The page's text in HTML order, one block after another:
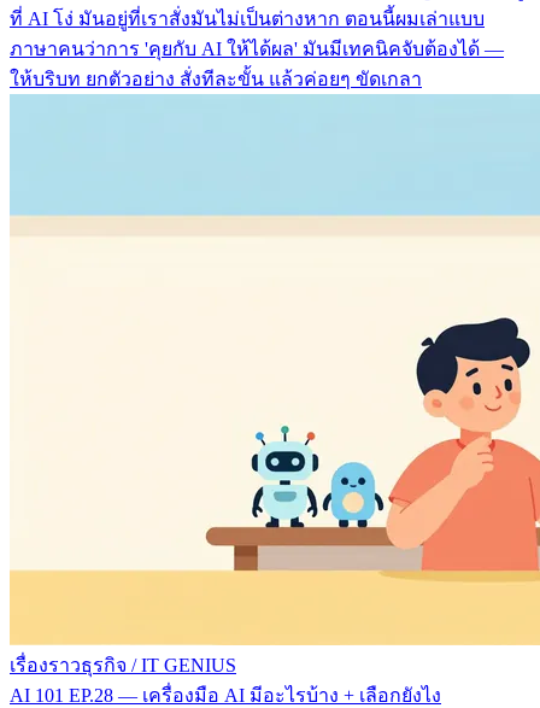
ที่ AI โง่ มันอยู่ที่เราสั่งมันไม่เป็นต่างหาก ตอนนี้ผมเล่าแบบ
ภาษาคนว่าการ 'คุยกับ AI ให้ได้ผล' มันมีเทคนิคจับต้องได้ —
ให้บริบท ยกตัวอย่าง สั่งทีละขั้น แล้วค่อยๆ ขัดเกลา
เรื่องราวธุรกิจ / IT GENIUS
AI 101 EP.28 — เครื่องมือ AI มีอะไรบ้าง + เลือกยังไง